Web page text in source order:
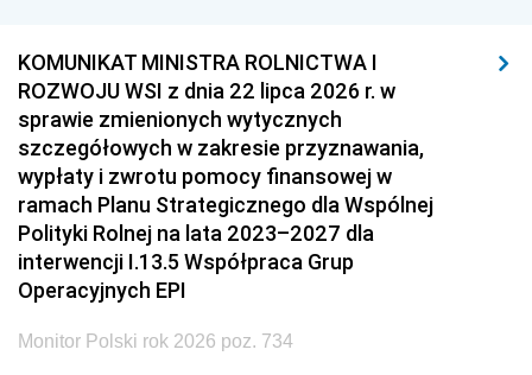
KOMUNIKAT MINISTRA ROLNICTWA I
ROZWOJU WSI z dnia 22 lipca 2026 r. w
sprawie zmienionych wytycznych
szczegółowych w zakresie przyznawania,
wypłaty i zwrotu pomocy finansowej w
ramach Planu Strategicznego dla Wspólnej
Polityki Rolnej na lata 2023–2027 dla
interwencji I.13.5 Współpraca Grup
Operacyjnych EPI
Monitor Polski rok 2026 poz. 734